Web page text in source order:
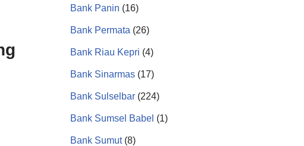
Bank Panin (16)
Bank Permata (26)
Bank Riau Kepri (4)
Bank Sinarmas (17)
Bank Sulselbar (224)
Bank Sumsel Babel (1)
Bank Sumut(8)